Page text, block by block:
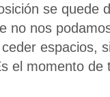
se quede
no nos
espacios,
el momento